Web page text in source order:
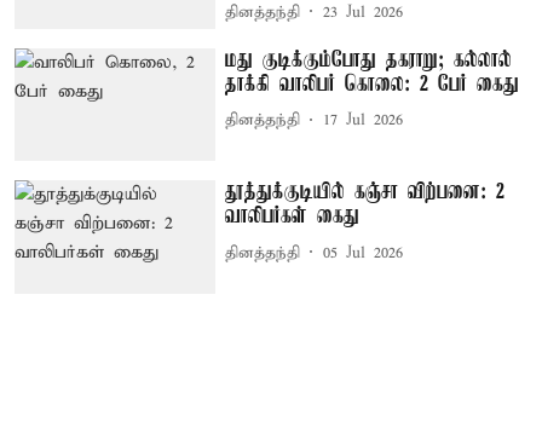
தினத்தந்தி 23 Jul 2026
மது குடிக்கும்போது தகராறு; கல்லால்
தாக்கி வாலிபர் கொலை: 2 பேர் கைது
தினத்தந்தி 17 Jul 2026
தூத்துக்குடியில் கஞ்சா விற்பனை: 2
வாலிபர்கள் கைது
தினத்தந்தி 05 Jul 2026